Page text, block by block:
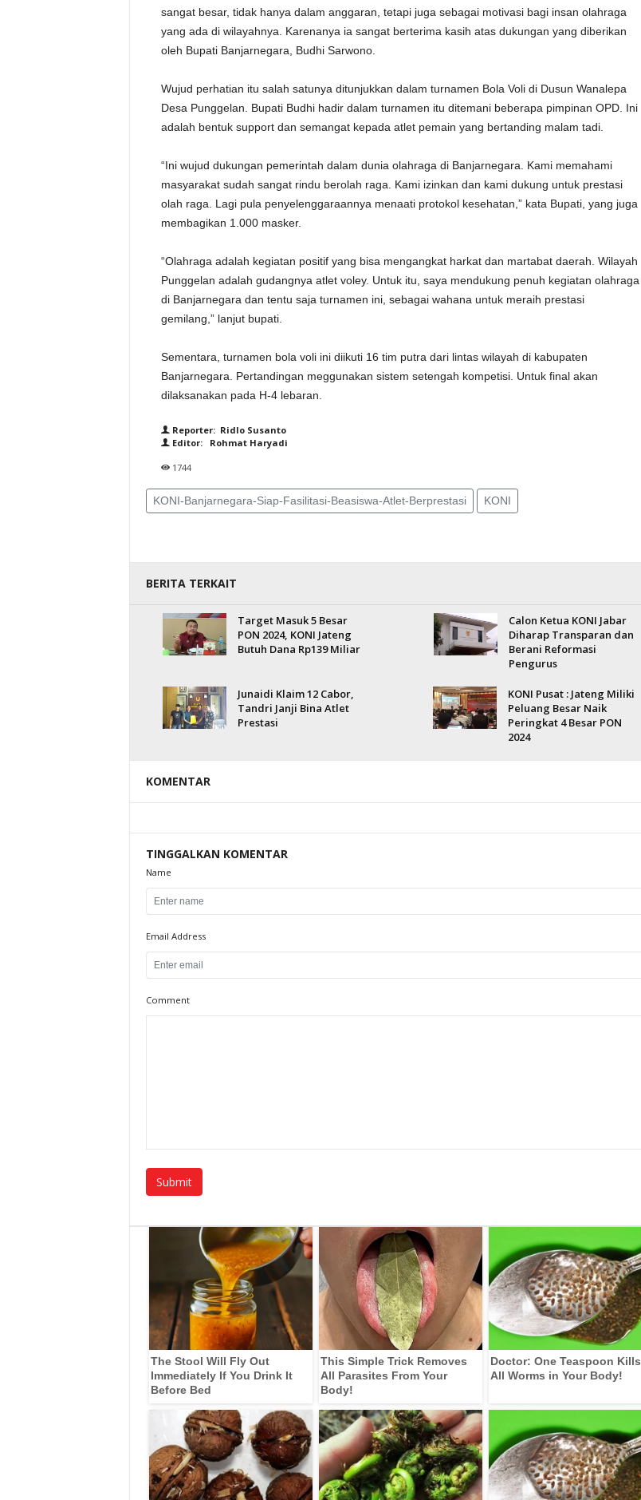
sangat besar, tidak hanya dalam anggaran, tetapi juga sebagai motivasi bagi insan olahraga
yang ada di wilayahnya. Karenanya ia sangat berterima kasih atas dukungan yang diberikan
oleh Bupati Banjarnegara, Budhi Sarwono.
Wujud perhatian itu salah satunya ditunjukkan dalam turnamen Bola Voli di Dusun Wanalepa
Desa Punggelan. Bupati Budhi hadir dalam turnamen itu ditemani beberapa pimpinan OPD. Ini
adalah bentuk support dan semangat kepada atlet pemain yang bertanding malam tadi.
“Ini wujud dukungan pemerintah dalam dunia olahraga di Banjarnegara. Kami memahami
masyarakat sudah sangat rindu berolah raga. Kami izinkan dan kami dukung untuk prestasi
olah raga. Lagi pula penyelenggaraannya menaati protokol kesehatan,” kata Bupati, yang juga
membagikan 1.000 masker.
“Olahraga adalah kegiatan positif yang bisa mengangkat harkat dan martabat daerah. Wilayah
Punggelan adalah gudangnya atlet voley. Untuk itu, saya mendukung penuh kegiatan olahraga
di Banjarnegara dan tentu saja turnamen ini, sebagai wahana untuk meraih prestasi
gemilang,” lanjut bupati.
Sementara, turnamen bola voli ini diikuti 16 tim putra dari lintas wilayah di kabupaten
Banjarnegara. Pertandingan meggunakan sistem setengah kompetisi. Untuk final akan
dilaksanakan pada H-4 lebaran.
Reporter: Ridlo Susanto
Editor: Rohmat Haryadi
1744
KONI-Banjarnegara-Siap-Fasilitasi-Beasiswa-Atlet-Berprestasi KONI
BERITA TERKAIT
Target Masuk 5 Besar
PON 2024, KONI Jateng
Butuh Dana Rp139 Miliar
Calon Ketua KONI Jabar
Diharap Transparan dan
Berani Reformasi
Pengurus
Junaidi Klaim 12 Cabor,
Tandri Janji Bina Atlet
Prestasi
KONI Pusat : Jateng Miliki
Peluang Besar Naik
Peringkat 4 Besar PON
2024
KOMENTAR
TINGGALKAN KOMENTAR
Name
Email Address
Comment
The Stool Will Fly Out
Immediately If You Drink It
Before Bed
This Simple Trick Removes
All Parasites From Your
Body!
Doctor: One Teaspoon Kills
All Worms in Your Body!